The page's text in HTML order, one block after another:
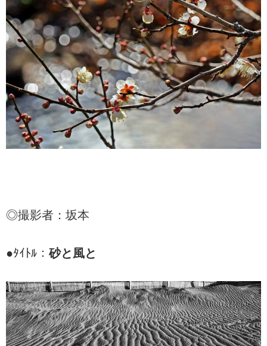
◎撮影者：坂本
●ﾀｲﾄﾙ： 砂と風と